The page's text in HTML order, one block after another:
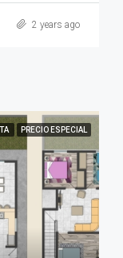
2 years ago
PRECIO ESPECIAL